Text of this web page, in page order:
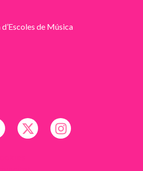
de Música